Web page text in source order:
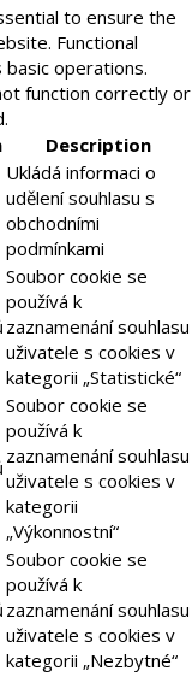
to ensure the
Functional
operations.
function correctly or
Description
Ukládá informaci o
udělení souhlasu s
obchodními
podmínkami
Soubor cookie se
používá k
zaznamenání souhlasu
uživatele s cookies v
kategorii „Statistické“
Soubor cookie se
používá k
zaznamenání souhlasu
uživatele s cookies v
kategorii
„Výkonnostní“
Soubor cookie se
používá k
zaznamenání souhlasu
uživatele s cookies v
kategorii „Nezbytné“